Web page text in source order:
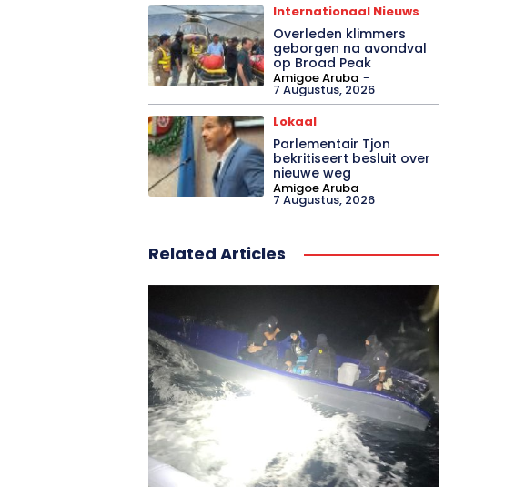
Internationaal Nieuws
Overleden klimmers
geborgen na avondval
op Broad Peak
Amigoe Aruba -
7 Augustus, 2026
Lokaal
Parlementair Tjon
bekritiseert besluit over
nieuwe weg
Amigoe Aruba -
7 Augustus, 2026
Related Articles